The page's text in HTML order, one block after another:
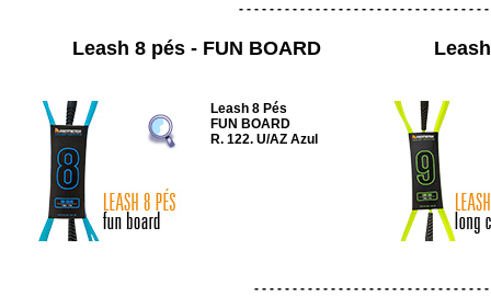
- - - - - - - - - - - - - - - - - - - - - - - - - - - - - - - -
Leash 8 pés - FUN BOARD
Leash 8 Pés
FUN BOARD
R. 122. U/AZ Azul
- - - - - - - - - - - - - - - - - - - - - - - - - - - - - -